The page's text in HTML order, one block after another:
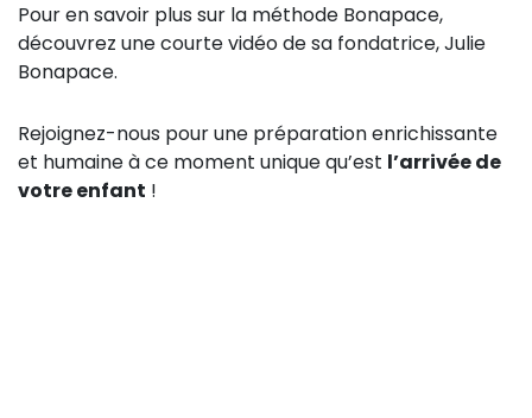
Pour en savoir plus sur la méthode Bonapace,
découvrez une courte vidéo de sa fondatrice, Julie
Bonapace.
Rejoignez-nous pour une préparation enrichissante
et humaine à ce moment unique qu’est l’arrivée de
votre enfant !